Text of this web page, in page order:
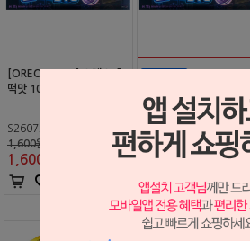
[OREO & BTS] 오레오 호
떡맛 100g (50g x 2봉지)
S2607207
1,600원
1,600
[포인트 전용 상품]
& BTS] 오레오 호떡맛
g (50g x 2봉지)
P2607207
1,600원